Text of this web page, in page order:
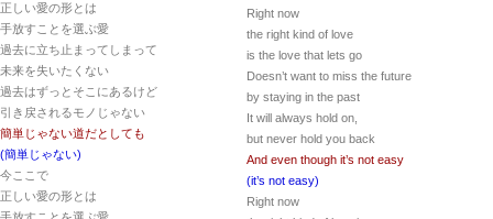
正しい愛の形とは
手放すことを選ぶ愛
過去に立ち止まってしまって
未来を失いたくない
過去はずっとそこにあるけど
引き戻されるモノじゃない
簡単じゃない道だとしても
(簡単じゃない)
今ここで
正しい愛の形とは
Right now
the right kind of love
is the love that lets go
Doesn’t want to miss the future
by staying in the past
It will always hold on,
but never hold you back
And even though it’s not easy
(it’s not easy)
Right now